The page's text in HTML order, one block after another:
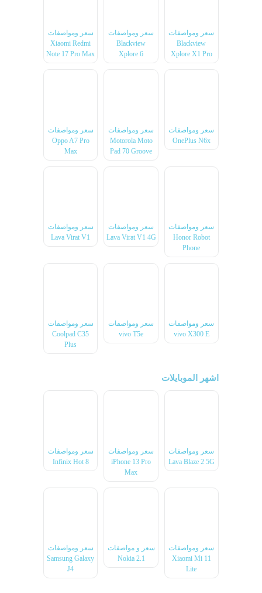
سعر ومواصفات
Blackview
Xplore X1 Pro
سعر ومواصفات
Blackview
Xplore 6
سعر ومواصفات
Xiaomi Redmi
Note 17 Pro Max
سعر ومواصفات
OnePlus N6x
سعر ومواصفات
Motorola Moto
Pad 70 Groove
سعر ومواصفات
Oppo A7 Pro
Max
سعر ومواصفات
Honor Robot
Phone
سعر ومواصفات
Lava Virat V1 4G
سعر ومواصفات
Lava Virat V1
سعر ومواصفات
vivo X300 E
سعر ومواصفات
vivo T5e
سعر ومواصفات
Coolpad C35
Plus
اشهر الموبايلات
سعر ومواصفات
Lava Blaze 2 5G
سعر ومواصفات
iPhone 13 Pro
Max
سعر ومواصفات
Infinix Hot 8
سعر ومواصفات
Xiaomi Mi 11
Lite
سعر و مواصفات
Nokia 2.1
سعر ومواصفات
Samsung Galaxy
J4